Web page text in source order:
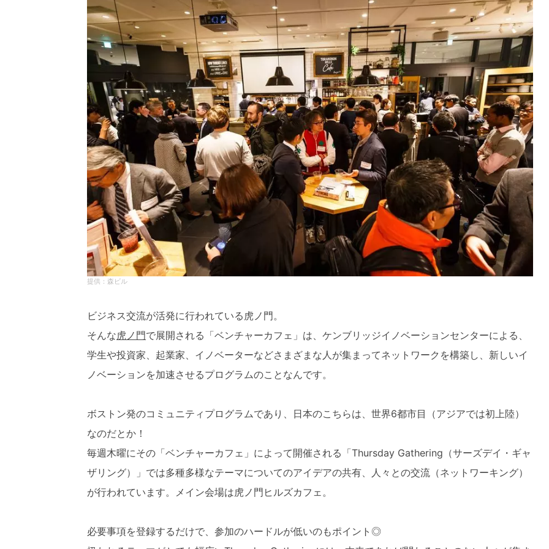
森ビル
ビジネス交流が活発に行われている虎ノ門。
そんな虎ノ門で展開される「ベンチャーカフェ」は、ケンブリッジイノベーションセンターによる、
学生や投資家、起業家、イノベーターなどさまざまな人が集まってネットワークを構築し、新しいイ
ノベーションを加速させるプログラムのことなんです。
ボストン発のコミュニティプログラムであり、日本のこちらは、世界6都市目（アジアでは初上陸）
なのだとか！
毎週木曜にその「ベンチャーカフェ」によって開催される「Thursday Gathering（サーズデイ・ギャ
ザリング）」では多種多様なテーマについてのアイデアの共有、人々との交流（ネットワーキング）
が行われています。メイン会場は虎ノ門ヒルズカフェ。
必要事項を登録するだけで、参加のハードルが低いのもポイント◎